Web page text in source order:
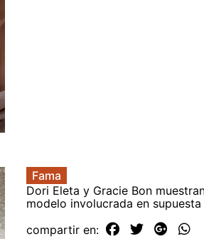
Fama
Dori Eleta y Gracie Bon
modelo involucrada en
compartir en: